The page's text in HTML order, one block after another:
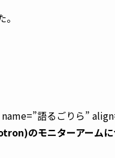
語るごりら”
のモニターアームに